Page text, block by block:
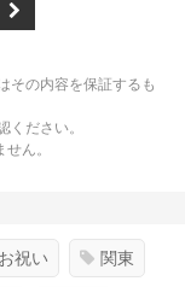
その内容を保証するも
ださい。
ん。
お祝い 関東